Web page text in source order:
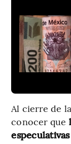
Al cierre de
conocer que